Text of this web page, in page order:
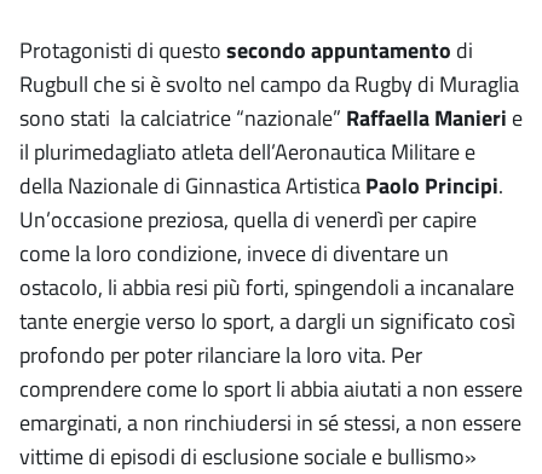
Protagonisti di questosecondo appuntamento di
Rugbull che si è svolto nel campo da Rugby di Muraglia
sono stati la calciatrice “nazionale” Raffaella Manieri e
il plurimedagliato atleta dell’Aeronautica Militare e
della Nazionale di Ginnastica ArtisticaPaolo Principi.
Un’occasione preziosa, quella di venerdì per capire
come la loro condizione, invece di diventare un
ostacolo, li abbia resi più forti, spingendoli a incanalare
tante energie verso lo sport, a dargli un significato così
profondo per poter rilanciare la loro vita. Per
comprendere come lo sport li abbia aiutati a non essere
emarginati, a non rinchiudersi in sé stessi, a non essere
vittime di episodi di esclusione sociale e bullismo»